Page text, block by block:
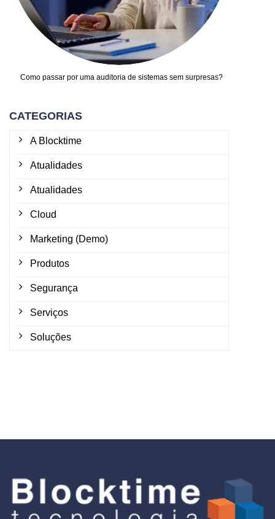
Como passar por uma auditoria de sistemas sem surpresas?
CATEGORIAS
A Blocktime
Atualidades
Atualidades
Cloud
Marketing (Demo)
Produtos
Segurança
Serviços
Soluções